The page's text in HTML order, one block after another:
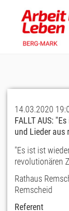
content
14.03.2020
FALLT AUS:
und Lieder aus
"Es ist ist
revolutionären
Rathaus
Remscheid
Referent